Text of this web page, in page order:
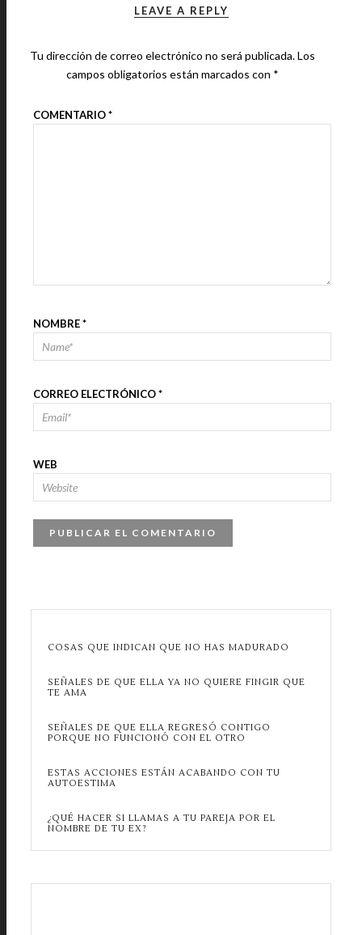
LEAVE A REPLY
Tu dirección de correo electrónico no será publicada.Los
campos obligatorios están marcados con *
COMENTARIO*
NOMBRE*
CORREO ELECTRÓNICO*
WEB
COSAS QUE INDICAN QUE NO HAS MADURADO
SEÑALES DE QUE ELLA YA NO QUIERE FINGIR QUE
TE AMA
SEÑALES DE QUE ELLA REGRESÓ CONTIGO
PORQUE NO FUNCIONÓ CON EL OTRO
ESTAS ACCIONES ESTÁN ACABANDO CON TU
AUTOESTIMA
¿QUÉ HACER SI LLAMAS A TU PAREJA POR EL
NOMBRE DE TU EX?